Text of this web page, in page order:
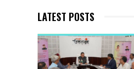
LATEST POSTS